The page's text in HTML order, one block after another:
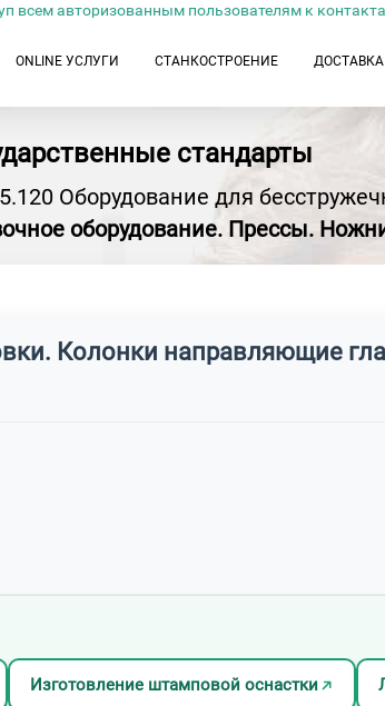
всем авторизованным пользователям к
ONLINE УСЛУГИ СТАНКОСТРОЕНИЕ ДОСТАВКА
стандарты
Оборудование для
оборудование. Прессы.
Колонки направляющие
Изготовление штамповой оснастки